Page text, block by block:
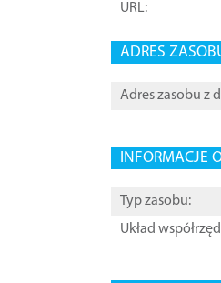
URL:
ADRES
Adres zasobu z
INFORMACJE
Typ zasobu:
Układ